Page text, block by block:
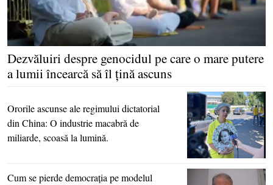
Dezvăluiri despre genocidul pe care o mare putere
a lumii încearcă să îl ţină ascuns
Ororile ascunse ale regimului dictatorial
din China: O industrie macabră de
miliarde, scoasă la lumină.
Cum se pierde democraţia pe modelul